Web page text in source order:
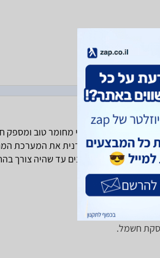
ובעיצוב נחמד. בנוי מחומר טוב
שמריצים ולכבות ידנית את
כמובן שניתן לכבות המחשב אוטומטית והאל-פסק. האל-פסק מחזיק
חשמל.